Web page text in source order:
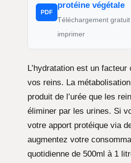
PDF
protéine végétale
Téléchargement
imprimer
L’hydratation est un
vos reins. La
produit de l’urée que les
éliminer par les urines. Si
votre apport protéique via
augmentez votre
quotidienne de 500ml à 1